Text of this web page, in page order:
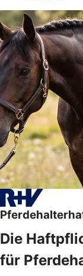
Die
für